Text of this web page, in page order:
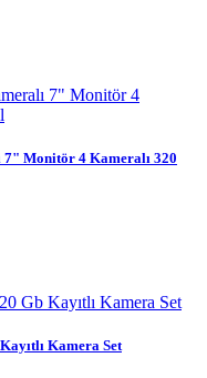
7" Monitör 4 Kameralı 320
Kamera Set